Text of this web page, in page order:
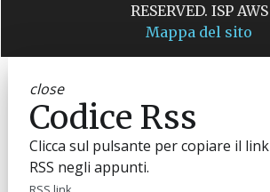
RESERVED. ISP AWS
Mappa del sito
close
Codice Rss
Clicca sul pulsante per copiare il link
RSS negli appunti.